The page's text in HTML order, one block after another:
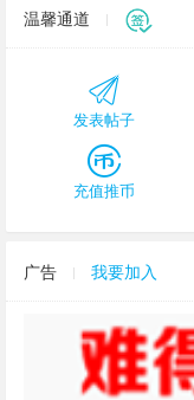
温馨通道
发表帖子
充值推币
广告 我要加入